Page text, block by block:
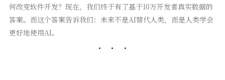
何改变软件开发？现在，我们终于有了基于10万开发者真实数据的
答案。而这个答案告诉我们：未来不是AI替代人类，而是人类学会
更好地使用AI。